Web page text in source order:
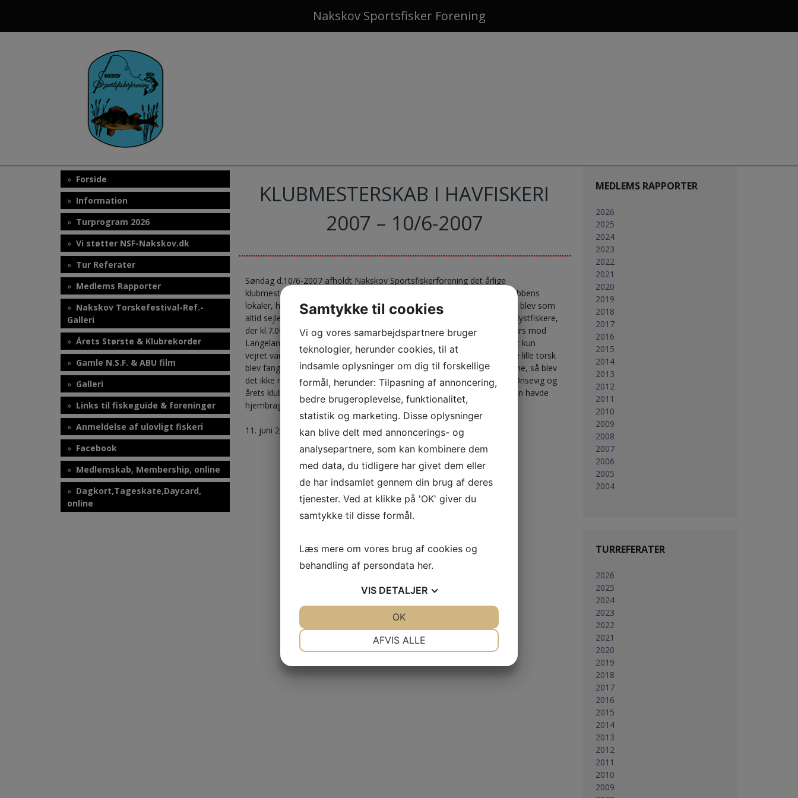
indholdet
Nakskov Sportsfisker Forening
Forside
Information
Turprogram 2026
Vi støtter NSF-Nakskov.dk
Tur Referater
Medlems Rapporter
Nakskov Torskefestival-Ref.-
Galleri
Årets Største & Klubrekorder
Gamle N.S.F. & ABU film
Galleri
Links til fiskeguide & foreninger
Anmeldelse af ulovligt fiskeri
Facebook
Medlemskab, Membership, online
Dagkort,Tageskate,Daycard,
online
KLUBMESTERSKAB I HAVFISKERI
2007 – 10/6-2007
Søndag d.10/6-2007 afholdt Nakskov Sportsfiskerforening det årlige
klubmesterskab i havfiskeri. Klokken 6.15 mødte de 9 deltagere op i klubbens
lokaler, hvorefter bilerne blev pakket og kursen sat mod Onsevig, turen blev som
altid sejlet med det gode skib Skjold. Det var et hold forventningsfulde lystfiskere,
der kl.7.00 sejlede ud af havnen i Onsevig i det flotteste solskin, med kurs mod
Langelandsbæltet der lå blankt som et spejl. Det viste sig dog hurtigt at kun
vejret var godt og ikke fiskeriet! Faktisk gik der en time inden den første lille torsk
blev fanget og selvom skipper gjorde hvad han kunne for at finde fiskene, så blev
det ikke meget bedre i løbet af dagen. Da båden kl.14.00 lagde til kaj i Onsevig og
årets klubmester skulle kåres, viste en hurtig optælling,at de 9 mand kun havde
hjembragt 10 torsk, et noget sløjt resultat.
11. juni 2007 af: Brian Lund
MEDLEMS RAPPORTER
2026
2025
2024
2023
2022
2021
2020
2019
2018
2017
2016
2015
2014
2013
2012
2011
2010
2009
2008
2007
2006
2005
2004
TURREFERATER
2026
2025
2024
2023
2022
2021
2020
2019
2018
2017
2016
2015
2014
2013
2012
2011
2010
2009
Samtykke til cookies
Vi og vores samarbejdspartnere bruger
teknologier, herunder cookies, til at
indsamle oplysninger om dig til forskellige
formål, herunder: Tilpasning af annoncering,
bedre brugeroplevelse, funktionalitet,
statistik og marketing. Disse oplysninger
kan blive delt med annoncerings- og
analysepartnere, som kan kombinere dem
med data, du tidligere har givet dem eller
de har indsamlet gennem din brug af deres
tjenester. Ved at klikke på 'OK' giver du
samtykke til disse formål.
Læs mere om vores brug af cookies og
behandling af persondata her.
VIS DETALJER
AFVIS ALLE
OK